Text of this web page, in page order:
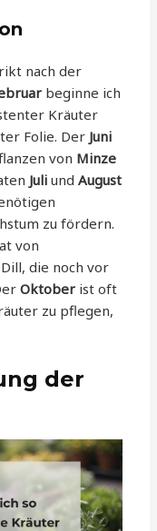
nach der
beginne ich
Kräuter
Folie. Der Juni
von Minze
Juli undAugust
zu fördern.
von
die noch vor
Oktober ist oft
zu pflegen,
der